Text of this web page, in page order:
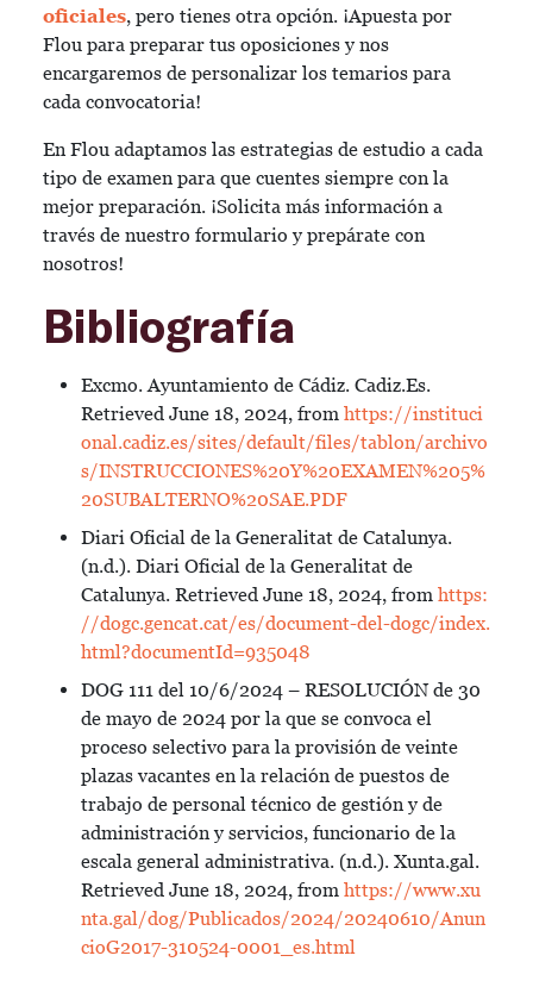
oficiales, pero tienes otra opción. ¡Apuesta por
Flou para preparar tus oposiciones y nos
encargaremos de personalizar los temarios para
cada convocatoria!
En Flou adaptamos las estrategias de estudio a cada
tipo de examen para que cuentes siempre con la
mejor preparación. ¡Solicita más información a
través de nuestro formulario y prepárate con
nosotros!
Bibliografía
Excmo. Ayuntamiento de Cádiz. Cadiz.Es.
Retrieved June 18, 2024, from https://instituci
onal.cadiz.es/sites/default/files/tablon/archivo
s/INSTRUCCIONES%20Y%20EXAMEN%205%
20SUBALTERNO%20SAE.PDF
Diari Oficial de la Generalitat de Catalunya.
(n.d.). Diari Oficial de la Generalitat de
Catalunya. Retrieved June 18, 2024, from https:
//dogc.gencat.cat/es/document-del-dogc/index.
html?documentId=935048
DOG 111 del 10/6/2024 – RESOLUCIÓN de 30
de mayo de 2024 por la que se convoca el
proceso selectivo para la provisión de veinte
plazas vacantes en la relación de puestos de
trabajo de personal técnico de gestión y de
administración y servicios, funcionario de la
escala general administrativa. (n.d.). Xunta.gal.
Retrieved June 18, 2024, from https://www.xu
nta.gal/dog/Publicados/2024/20240610/Anun
cioG2017-310524-0001_es.html